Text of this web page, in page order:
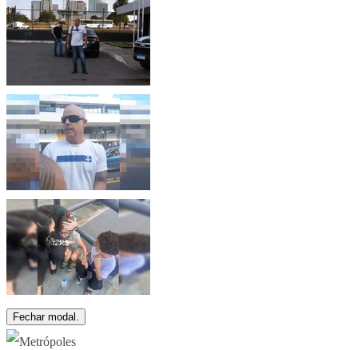
Fechar modal.